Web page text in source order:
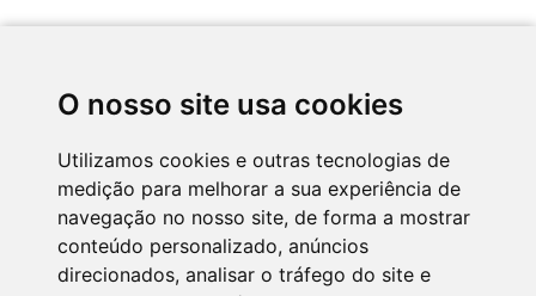
O nosso site usa cookies
Utilizamos cookies e outras tecnologias de
medição para melhorar a sua experiência de
navegação no nosso site, de forma a mostrar
conteúdo personalizado, anúncios
direcionados, analisar o tráfego do site e